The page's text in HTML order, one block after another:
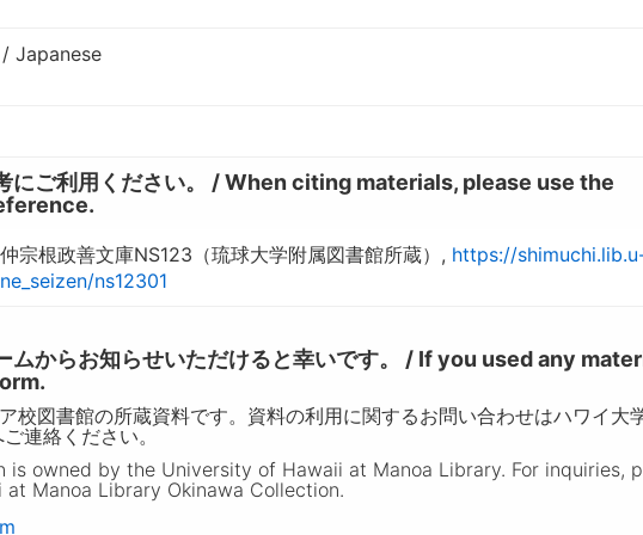
/ Japanese
にご利用ください。 / When citing materials, please use the
宗根政善文庫NS123（琉球大学附属図書館所蔵）, https://
ns12301
ムからお知らせいただけると幸いです。 / If you used any
校図書館の所蔵資料です。資料の利用に関するお問い合わせはハワイ大
連絡ください。
is owned by the University of Hawaii at Manoa Library. For inquiries,
Manoa Library Okinawa Collection.